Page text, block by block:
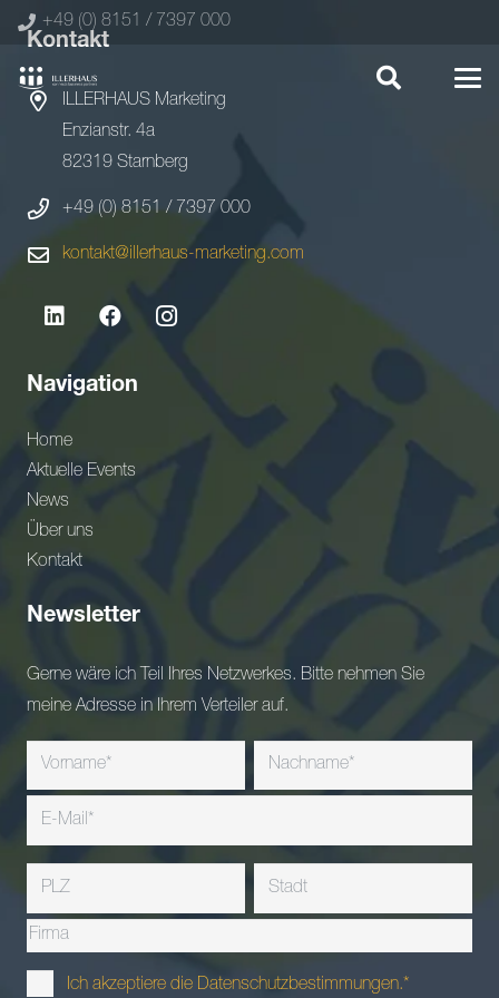
+49 (0) 8151 / 7397 000
Kontakt
ILLERHAUS Marketing
Enzianstr. 4a
82319 Starnberg
+49 (0) 8151 / 7397 000
kontakt@illerhaus-marketing.com
Navigation
Home
Aktuelle Events
News
Über uns
Kontakt
Newsletter
Gerne wäre ich Teil Ihres Netzwerkes. Bitte nehmen Sie
meine Adresse in Ihrem Verteiler auf.
Ich akzeptiere die Datenschutzbestimmungen.*